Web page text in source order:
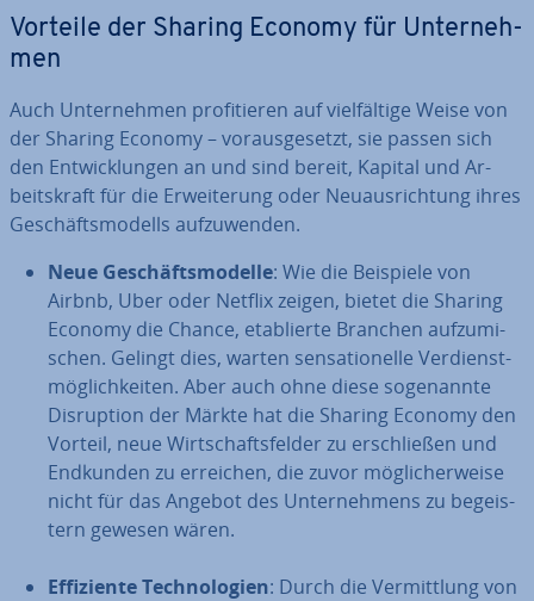
Vorteile der Sharing Economy für Un­ter­neh­
men
Auch Un­ter­neh­men pro­fi­tie­ren auf viel­fäl­ti­ge Weise von
der Sharing Economy – vor­aus­ge­setzt, sie passen sich
den Ent­wick­lun­gen an und sind bereit, Kapital und Ar­
beits­kraft für die Er­wei­te­rung oder Neu­aus­rich­tung ihres
Ge­schäfts­mo­dells auf­zu­wen­den.
Neue Ge­schäfts­mo­del­le: Wie die Beispiele von
Airbnb, Uber oder Netflix zeigen, bietet die Sharing
Economy die Chance, eta­blier­te Branchen auf­zu­mi­
schen. Gelingt dies, warten sen­sa­tio­nel­le Ver­dienst­
mög­lich­kei­ten. Aber auch ohne diese so­ge­nann­te
Dis­rup­ti­on der Märkte hat die Sharing Economy den
Vorteil, neue Wirt­schafts­fel­der zu er­schlie­ßen und
Endkunden zu erreichen, die zuvor mög­li­cher­wei­se
nicht für das Angebot des Un­ter­neh­mens zu be­geis­
tern gewesen wären.
Ef­fi­zi­en­te Tech­no­lo­gien: Durch die Ver­mitt­lung von